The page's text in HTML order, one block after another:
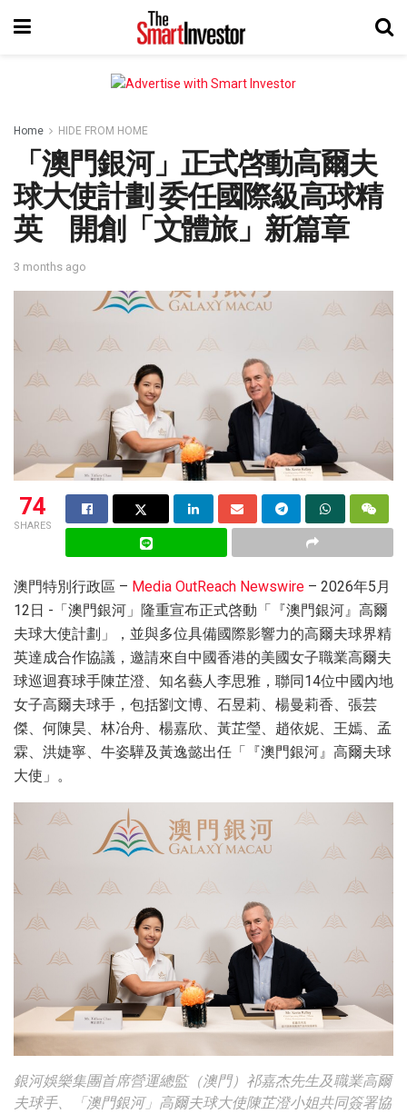
Home HIDE FROM HOME
「澳門銀河」正式啓動高爾夫
球大使計劃 委任國際級高球精
英 開創「文體旅」新篇章
3 months ago
74
SHARES
澳門特別行政區 – Media OutReach Newswire – 2026年5月
12日 -「澳門銀河」隆重宣布正式啓動「『澳門銀河』高爾
夫球大使計劃」，並與多位具備國際影響力的高爾夫球界精
英達成合作協議，邀請來自中國香港的美國女子職業高爾夫
球巡迴賽球手陳芷澄、知名藝人李思雅，聯同14位中國內地
女子高爾夫球手，包括劉文博、石昱莉、楊曼莉香、張芸
傑、何陳昊、林冶舟、楊嘉欣、黃芷瑩、趙依妮、王嫣、孟
霖、洪婕寧、牛姿驊及黃逸懿出任「『澳門銀河』高爾夫球
大使」。
銀河娛樂集團首席營運總監（澳門）祁嘉杰先生及職業高爾
夫球手、「澳門銀河」高爾夫球大使陳芷澄小姐共同簽署協